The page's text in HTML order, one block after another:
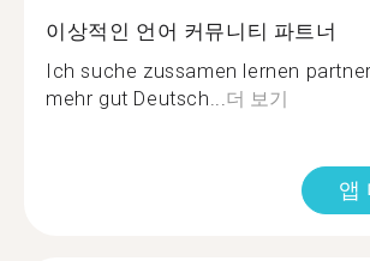
이상적인 언어 커뮤니티 파트너
Ich suche zussamen lernen
mehr gut Deutsch...더 보기
앱